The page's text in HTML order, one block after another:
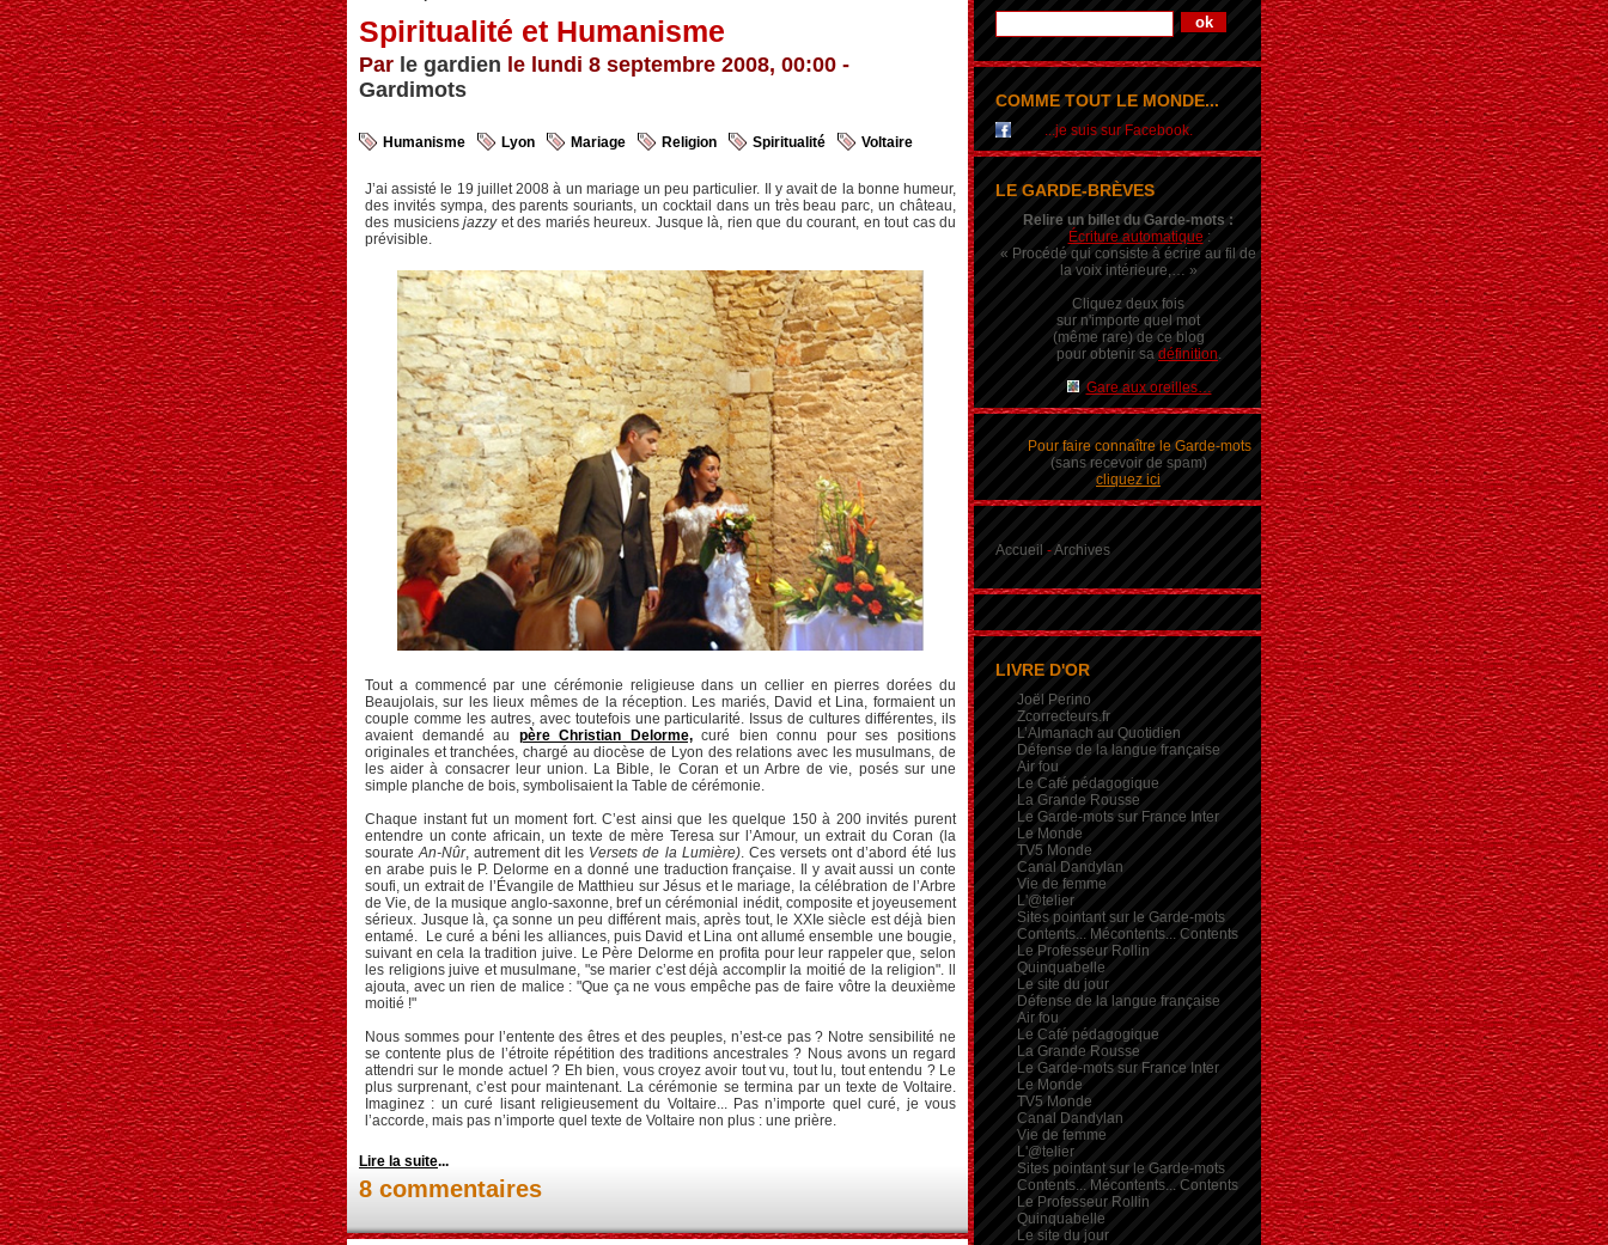
Spiritualité et Humanisme
Par le gardien le lundi 8 septembre 2008, 00:00 -
Gardimots
Humanisme Lyon Mariage Religion Spiritualité Voltaire
J’ai assisté le 19 juillet 2008 à un mariage un peu particulier. Il y avait de la bonne humeur,
des invités sympa, des parents souriants, un cocktail dans un très beau parc, un château,
des musiciens jazzyet des mariés heureux. Jusque là, rien que du courant, en tout cas du
prévisible.
Tout a commencé par une cérémonie religieuse dans un cellier en pierres dorées du
Beaujolais, sur les lieux mêmes de la réception. Les mariés, David et Lina, formaient un
couple comme les autres, avec toutefois une particularité. Issus de cultures différentes, ils
avaient demandé au père Christian Delorme,curé bien connu pour ses positions
originales et tranchées, chargé au diocèse de Lyon des relations avec les musulmans, de
les aider à consacrer leur union. La Bible, le Coran et un Arbre de vie, posés sur une
simple planche de bois, symbolisaient la Table de cérémonie.
Chaque instant fut un moment fort. C’est ainsi que les quelque 150 à 200 invités purent
entendre un conte africain, un texte de mère Teresa sur l’Amour, un extrait du Coran (la
sourateAn-Nûr, autrement dit les Versets de la Lumière). Ces versets ont d’abord été lus
en arabe puis le P. Delorme en a donné une traduction française. Il y avait aussi un conte
soufi, un extrait de l’Évangile de Matthieu sur Jésus et le mariage, la célébration de l’Arbre
de Vie, de la musique anglo-saxonne, bref un cérémonial inédit, composite et joyeusement
sérieux. Jusque là, ça sonne un peu différent mais, après tout, le XXIe siècle est déjà bien
entamé. Le curé a béni les alliances, puis David et Lina ont allumé ensemble une bougie,
suivant en cela la tradition juive. Le Père Delorme en profita pour leur rappeler que, selon
les religions juive et musulmane, "se marier c’est déjà accomplir la moitié de la religion". ll
ajouta, avec un rien de malice : "Que ça ne vous empêche pas de faire vôtre la deuxième
moitié !"
Nous sommes pour l’entente des êtres et des peuples, n’est-ce pas ? Notre sensibilité ne
se contente plus de l’étroite répétition des traditions ancestrales ? Nous avons un regard
attendri sur le monde actuel ? Eh bien, vous croyez avoir tout vu, tout lu, tout entendu ? Le
plus surprenant, c’est pour maintenant. La cérémonie se termina par un texte de Voltaire.
Imaginez : un curé lisant religieusement du Voltaire... Pas n’importe quel curé, je vous
l’accorde, mais pas n’importe quel texte de Voltaire non plus : une prière.
Lire la suite...
8 commentaires
COMME TOUT LE MONDE...
...je suis sur Facebook.
LE GARDE-BRÈVES
Relire un billet du Garde-mots :
Écriture automatique :
« Procédé qui consiste à écrire au fil de
la voix intérieure,… »
Cliquez deux fois
sur n'importe quel mot
(même rare) de ce blog
pour obtenir sa définition.
Gare aux oreilles…
Pour faire connaître le Garde-mots
(sans recevoir de spam)
cliquez ici
Accueil -Archives
LIVRE D'OR
Joël Perino
Zcorrecteurs.fr
L’Almanach au Quotidien
Défense de la langue française
Air fou
Le Café pédagogique
La Grande Rousse
Le Garde-mots sur France Inter
Le Monde
TV5 Monde
Canal Dandylan
Vie de femme
L'@telier
Sites pointant sur le Garde-mots
Contents... Mécontents... Contents
Le Professeur Rollin
Quinquabelle
Le site du jour
Défense de la langue française
Air fou
Le Café pédagogique
La Grande Rousse
Le Garde-mots sur France Inter
Le Monde
TV5 Monde
Canal Dandylan
Vie de femme
L'@telier
Sites pointant sur le Garde-mots
Contents... Mécontents... Contents
Le Professeur Rollin
Quinquabelle
Le site du jour